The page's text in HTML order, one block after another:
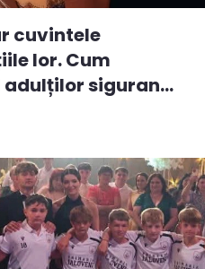
cuvintele
lor. Cum
siguran...